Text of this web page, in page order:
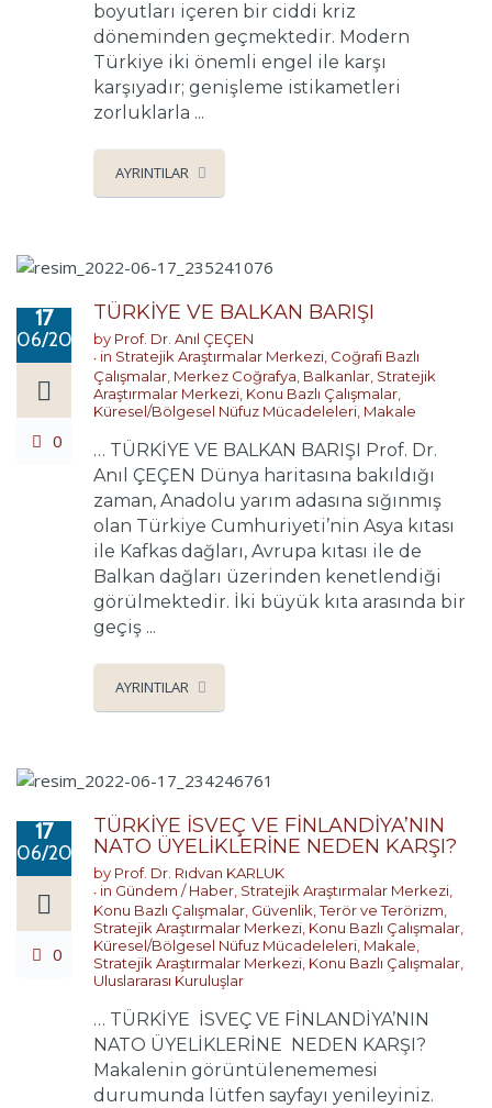
boyutları içeren bir ciddi kriz
döneminden geçmektedir. Modern
Türkiye iki önemli engel ile karşı
karşıyadır; genişleme istikametleri
zorluklarla ...
AYRINTILAR
17
06/2022
0
TÜRKİYE VE BALKAN BARIŞI
by Prof. Dr. Anıl ÇEÇEN
in Stratejik Araştırmalar Merkezi Coğrafi Bazlı
Çalışmalar Merkez Coğrafya Balkanlar Stratejik
Araştırmalar Merkezi Konu Bazlı Çalışmalar
Küresel/Bölgesel Nüfuz Mücadeleleri Makale
… TÜRKİYE VE BALKAN BARIŞI Prof. Dr.
Anıl ÇEÇEN Dünya haritasına bakıldığı
zaman, Anadolu yarım adasına sığınmış
olan Türkiye Cumhuriyeti’nin Asya kıtası
ile Kafkas dağları, Avrupa kıtası ile de
Balkan dağları üzerinden kenetlendiği
görülmektedir. İki büyük kıta arasında bir
geçiş ...
AYRINTILAR
17
06/2022
0
TÜRKİYE İSVEÇ VE FİNLANDİYA’NIN
NATO ÜYELİKLERİNE NEDEN KARŞI?
by Prof. Dr. Rıdvan KARLUK
in Gündem / Haber, Stratejik Araştırmalar Merkezi,
Konu Bazlı Çalışmalar, Güvenlik, Terör ve Terörizm,
Stratejik Araştırmalar Merkezi, Konu Bazlı Çalışmalar,
Küresel/Bölgesel Nüfuz Mücadeleleri, Makale,
Stratejik Araştırmalar Merkezi, Konu Bazlı Çalışmalar,
Uluslararası Kuruluşlar
… TÜRKİYE İSVEÇ VE FİNLANDİYA’NIN
NATO ÜYELİKLERİNE NEDEN KARŞI?
Makalenin görüntülenememesi
durumunda lütfen sayfayı yenileyiniz.